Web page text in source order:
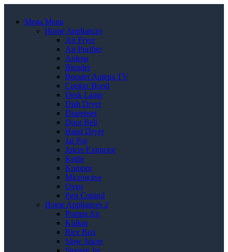
Mega Menu
Home Appliances
Air Fryer
Air Purifier
Antena
Blender
Booster Antena TV
Cooker Hood
Desk Lamp
Dish Dryer
Dispenser
Door Bell
Hand Dryer
Jar Pot
Juicer Extractor
Kettle
Kompor
Microwave
Oven
Pest Control
Home Appliances 2
Pompa Air
Kulkas
Rice Box
Slow Juicer
Storage Jar